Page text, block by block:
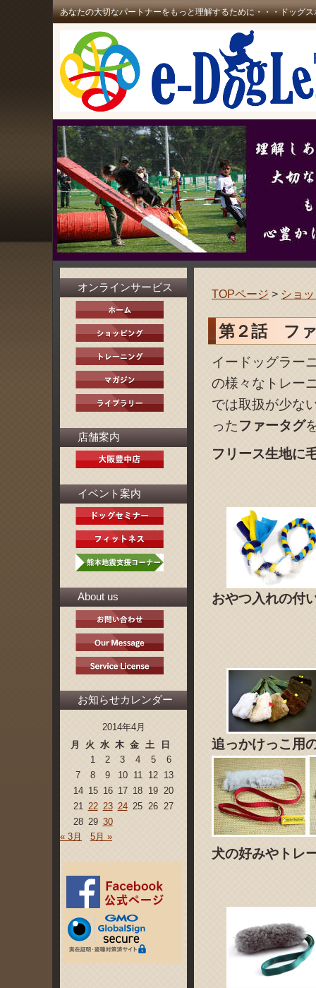
あなたの大切なパートナーをもっと理解するために・・・ドッグ
TOPページ > ショ
第２話 フ
イードッグラー
の様々なトレー
では取扱が少な
ったファータグ
フリース生地に
おやつ入れの付
追っかけっこ用
犬の好みやトレ
オンラインサービス
店舗案内
イベント案内
About us
お知らせカレンダー
2014年4月
月
火 水 木 金 土
日
1
2 3 4 5
6
7
8 9 10 11 12 13
14 15 16 17 18 19 20
21 22 23 24 25 26 27
28 29 30
« 3月
5月 »